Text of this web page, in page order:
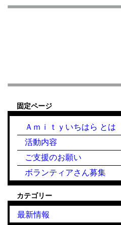
固定ページ
Ａｍｉｔｙいちはら とは
活動内容
ご支援のお願い
ボランティアさん募集
カテゴリー
最新情報